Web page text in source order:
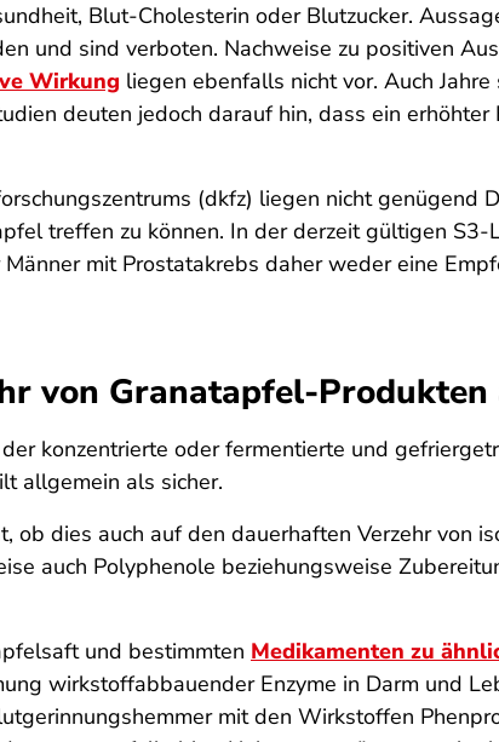
Blut-Cholesterin oder Blutzucker.
und sind verboten. Nachweise zu positiven
Wirkung liegen ebenfalls nicht vor. Auch
deuten jedoch darauf hin, dass ein
(dkfz) liegen nicht genügend
treffen zu können. In der derzeit gültigen
mit Prostatakrebs daher weder eine
von Granatapfel-Produkten
konzentrierte oder fermentierte und
allgemein als sicher.
ob dies auch auf den dauerhaften Verzehr von
auch Polyphenole beziehungsweise
und bestimmten Medikamenten zu
wirkstoffabbauender Enzyme in Darm und
mit den Wirkstoffen